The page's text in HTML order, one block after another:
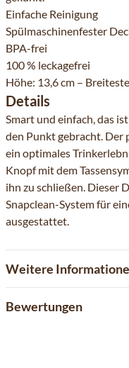
Einfache Reinigung
Spülmaschinenfester
BPA-frei
100 % leckagefrei
Höhe: 13,6 cm –
Details
Smart und einfach, das
den Punkt gebracht. Der
ein optimales
Knopf mit dem
ihn zu schließen. Dieser
Snapclean-System für
ausgestattet.
Weitere
Bewertungen